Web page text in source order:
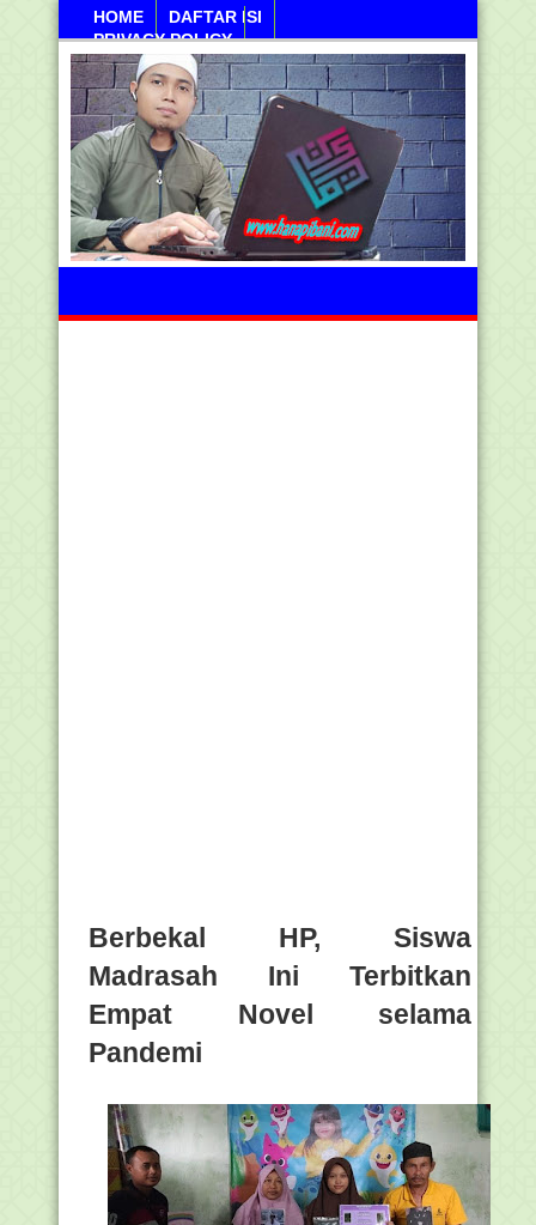
HOME
DAFTAR ISI
PRIVACY POLICY
Sabtu, 08 Agustus 2026
Berbekal HP, Siswa
Madrasah Ini Terbitkan
Empat Novel selama
Pandemi